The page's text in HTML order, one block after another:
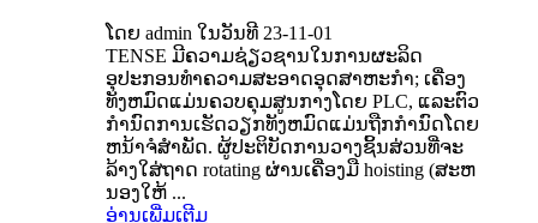
ໂດຍ admin ໃນວັນທີ 23-11-01
TENSE ມີຄວາມຊ່ຽວຊານໃນການຜະລິດ
ອຸປະກອນທໍາຄວາມສະອາດອຸດສາຫະກໍາ; ເຄື່ອງ
ທັງຫມົດແມ່ນຄວບຄຸມສູນກາງໂດຍ PLC, ແລະຕົວ
ກໍານົດການເຮັດວຽກທັງຫມົດແມ່ນຖືກກໍານົດໂດຍ
ຫນ້າຈໍສໍາພັດ. ຜູ້ປະຕິບັດການວາງຊິ້ນສ່ວນທີ່ຈະ
ລ້າງໃສ່ຖາດ rotating ຜ່ານເຄື່ອງມື hoisting (ສະຫ
ນອງໃຫ້ ...
ອ່ານເພີ່ມເຕີມ